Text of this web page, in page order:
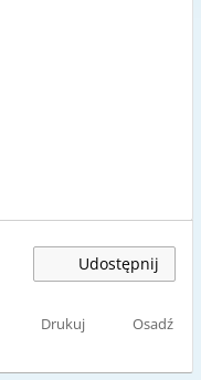
Udostępnij
Drukuj Osadź